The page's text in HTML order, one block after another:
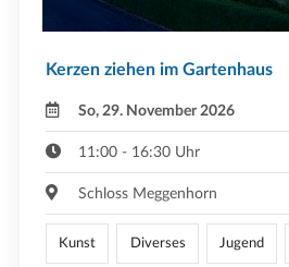
Kerzen ziehen im Gartenhaus
So, 29. November 2026
11:00 - 16:30 Uhr
Schloss Meggenhorn
Kunst Diverses Jugend